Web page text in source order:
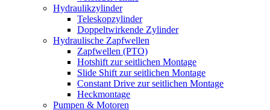
Hydraulikzylinder
Teleskopzylinder
Doppeltwirkende Zylinder
Hydraulische Zapfwellen
Zapfwellen (PTO)
Hotshift zur seitlichen Montage
Slide Shift zur seitlichen Montage
Constant Drive zur seitlichen Montage
Heckmontage
Pumpen & Motoren